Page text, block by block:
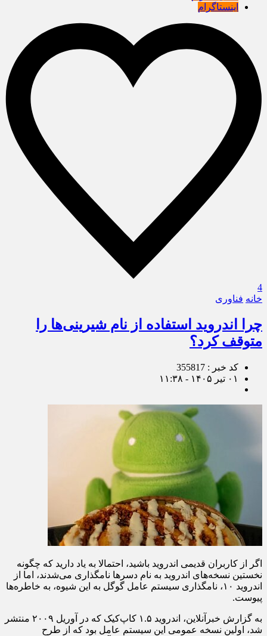
اینستاگرام
4
خانه فناوری
چرا اندروید استفاده از نام شیرینی‌ها را
متوقف کرد؟
کد خبر : 355817
۰۱ تیر ۱۴۰۵ - ۱۱:۳۸
اگر از کاربران قدیمی اندروید باشید، احتمالا به یاد دارید که چگونه
نخستین نسخه‌های اندروید به نام دسرها نامگذاری می‌شدند، اما از
اندروید ۱۰، نامگذاری سیستم عامل گوگل به این شیوه، به خاطره‌ها
پیوست.
به گزارش خبرآنلاین، اندروید ۱.۵ کاپ‌کیک که در آوریل ۲۰۰۹ منتشر
شد، اولین نسخه عمومی این سیستم عامل بود که از طرح